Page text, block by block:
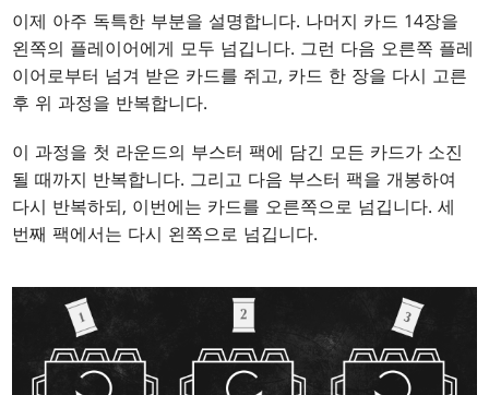
이제 아주 독특한 부분을 설명합니다. 나머지 카드 14장을
왼쪽의 플레이어에게 모두 넘깁니다. 그런 다음 오른쪽 플레
이어로부터 넘겨 받은 카드를 쥐고, 카드 한 장을 다시 고른
후 위 과정을 반복합니다.
이 과정을 첫 라운드의 부스터 팩에 담긴 모든 카드가 소진
될 때까지 반복합니다. 그리고 다음 부스터 팩을 개봉하여
다시 반복하되, 이번에는 카드를 오른쪽으로 넘깁니다. 세
번째 팩에서는 다시 왼쪽으로 넘깁니다.